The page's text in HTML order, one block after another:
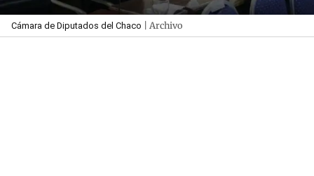
Cámara de Diputados del Chaco | Archivo